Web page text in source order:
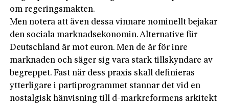
om regeringsmakten.
Men notera att även dessa vinnare nominellt bejakar
den sociala marknadsekonomin. Alternative für
Deutschland är mot euron. Men de är för inre
marknaden och säger sig vara stark tillskyndare av
begreppet. Fast när dess praxis skall definieras
ytterligare i partiprogrammet stannar det vid en
nostalgisk hänvisning till d-markreformens arkitekt